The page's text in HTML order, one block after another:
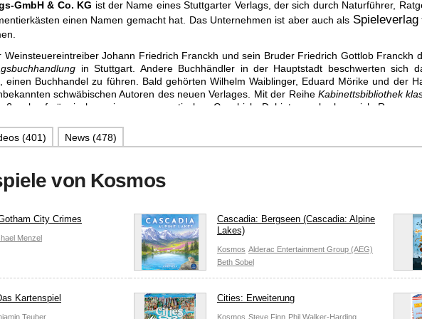
GmbH & Co. KG ist der Name eines Stuttgarter Verlags, der sich durch Naturführer,
einen Namen gemacht hat. Das Unternehmen ist aber auch als Spieleverlag
Johann Friedrich Franckh und sein Bruder Friedrich Gottlob Franckh
in Stuttgart. Andere Buchhändler in der Hauptstadt beschwerten sich
einen Buchhandel zu führen. Bald gehörten Wilhelm Waiblinger, Eduard Mörike und der
schwäbischen Autoren des neuen Verlages. Mit der Reihe Kabinettsbibliothek
kaufmännisches wie programmatisches Geschick. Dahinter verbarben sich Romane
Leihgebühren der Bibliotheken).
Bauchbinde, war jedoch sehr erfolgreich und ist bis heute nicht aus dem Verlagswesen
wollten unbedingt weiter innovativ bleiben und nutzten den Boom der
aber monatlich die ZeitschriftKosmos.Das Ziel des Magazins war es
erklären. Die Mietgliedsanzahl stieg stätig bis 1912 an und man erreichte eine
sich auf die Buchproduktion und der Verlag florierte. Man spezialisierte sich auf
und später auch auf Kinder- und Jugendliteratur.
eine neue Abteilung eröffnet "die Lehrmittelabteilung". Hier werden seit damals die
Die ersten Experimentierkästen waren bei Jugedlichen sehr begehrt und trugen die Titeln
. Der Erfolg war so groß, dass der Verlag die Kästen bald weltweit vertreiben
(401) News (478)
von Kosmos
City Crimes
Menzel
Cascadia: Bergseen (Cascadia: Alpine
Lakes)
Kosmos Alderac Entertainment Group (AEG)
Beth Sobel
Kartenspiel
Teuber
Cities: Erweiterung
Kosmos Steve Finn Phil Walker-Harding